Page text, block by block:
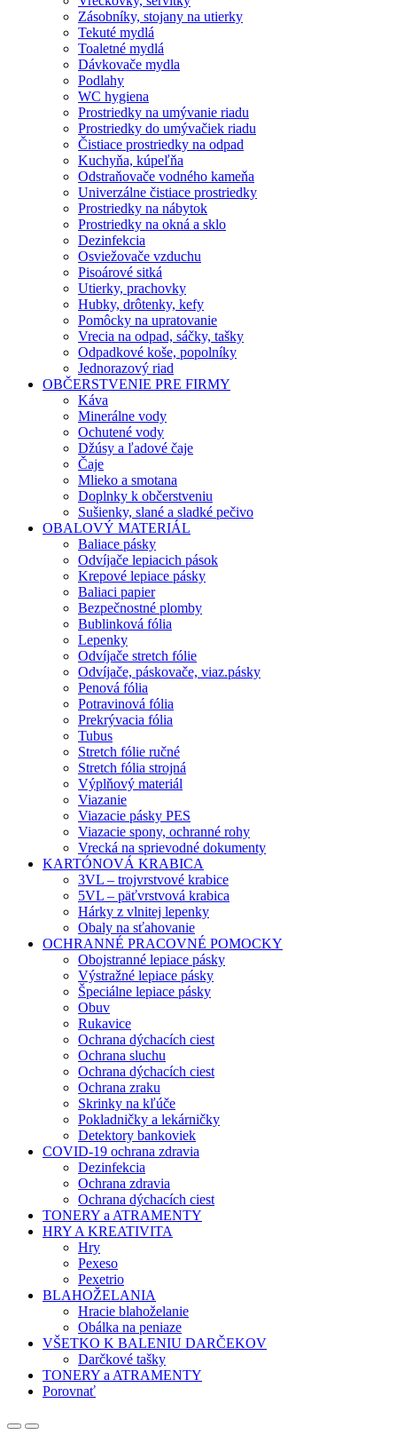
Zásobníky, stojany na utierky
Tekuté mydlá
Toaletné mydlá
Dávkovače mydla
Podlahy
WC hygiena
Prostriedky na umývanie riadu
Prostriedky do umývačiek riadu
Čistiace prostriedky na odpad
Kuchyňa, kúpeľňa
Odstraňovače vodného kameňa
Univerzálne čistiace prostriedky
Prostriedky na nábytok
Prostriedky na okná a sklo
Dezinfekcia
Osviežovače vzduchu
Pisoárové sitká
Utierky, prachovky
Hubky, drôtenky, kefy
Pomôcky na upratovanie
Vrecia na odpad, sáčky, tašky
Odpadkové koše, popolníky
Jednorazový riad
OBČERSTVENIE PRE FIRMY
Káva
Minerálne vody
Ochutené vody
Džúsy a ľadové čaje
Čaje
Mlieko a smotana
Doplnky k občerstveniu
Sušienky, slané a sladké pečivo
OBALOVÝ MATERIÁL
Baliace pásky
Odvíjače lepiacich pások
Krepové lepiace pásky
Baliaci papier
Bezpečnostné plomby
Bublinková fólia
Lepenky
Odvíjače stretch fólie
Odvíjače, páskovače, viaz.pásky
Penová fólia
Potravinová fólia
Prekrývacia fólia
Tubus
Stretch fólie ručné
Stretch fólia strojná
Výplňový materiál
Viazanie
Viazacie pásky PES
Viazacie spony, ochranné rohy
Vrecká na sprievodné dokumenty
KARTÓNOVÁ KRABICA
3VL – trojvrstvové krabice
5VL – päťvrstvová krabica
Hárky z vlnitej lepenky
Obaly na sťahovanie
OCHRANNÉ PRACOVNÉ POMOCKY
Obojstranné lepiace pásky
Výstražné lepiace pásky
Špeciálne lepiace pásky
Obuv
Rukavice
Ochrana dýchacích ciest
Ochrana sluchu
Ochrana dýchacích ciest
Ochrana zraku
Skrinky na kľúče
Pokladničky a lekárničky
Detektory bankoviek
COVID-19 ochrana zdravia
Dezinfekcia
Ochrana zdravia
Ochrana dýchacích ciest
TONERY a ATRAMENTY
HRY A KREATIVITA
Hry
Pexeso
Pexetrio
BLAHOŽELANIA
Hracie blahoželanie
Obálka na peniaze
VŠETKO K BALENIU DARČEKOV
Darčkové tašky
TONERY a ATRAMENTY
Porovnať
OpenClose